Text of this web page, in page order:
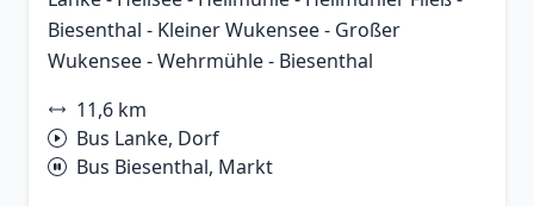
Biesenthal - Kleiner Wukensee - Großer
Wukensee - Wehrmühle - Biesenthal
11,6 km
Bus Lanke, Dorf
Bus Biesenthal, Markt